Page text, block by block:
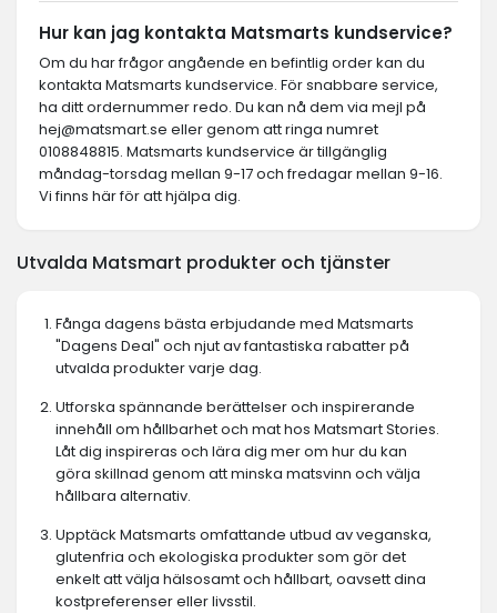
Hur kan jag kontakta Matsmarts kundservice?
Om du har frågor angående en befintlig order kan du
kontakta Matsmarts kundservice. För snabbare service,
ha ditt ordernummer redo. Du kan nå dem via mejl på
hej@matsmart.se eller genom att ringa numret
0108848815. Matsmarts kundservice är tillgänglig
måndag-torsdag mellan 9-17 och fredagar mellan 9-16.
Vi finns här för att hjälpa dig.
Utvalda Matsmart produkter och tjänster
Fånga dagens bästa erbjudande med Matsmarts
"Dagens Deal" och njut av fantastiska rabatter på
utvalda produkter varje dag.
Utforska spännande berättelser och inspirerande
innehåll om hållbarhet och mat hos Matsmart Stories.
Låt dig inspireras och lära dig mer om hur du kan
göra skillnad genom att minska matsvinn och välja
hållbara alternativ.
Upptäck Matsmarts omfattande utbud av veganska,
glutenfria och ekologiska produkter som gör det
enkelt att välja hälsosamt och hållbart, oavsett dina
kostpreferenser eller livsstil.